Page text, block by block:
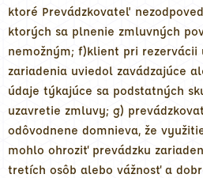
ktoré Prevádzkovateľ
ktorých sa plnenie zmluvných
nemožným; f)klient pri rezervácii
zariadenia uviedol zavádzajúce
údaje týkajúce sa podstatných
uzavretie zmluvy; g)
odôvodnene domnieva, že
mohlo ohroziť prevádzku
tretích osôb alebo vážnosť a